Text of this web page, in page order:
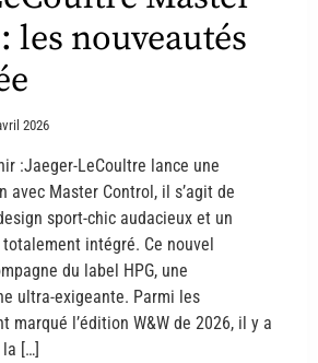
les nouveautés
2026
:Jaeger-LeCoultre lance une
avec Master Control, il s’agit de
sport-chic audacieux et un
intégré. Ce nouvel
du label HPG, une
ultra-exigeante. Parmi les
marqué l’édition W&W de 2026, il y a
[…]